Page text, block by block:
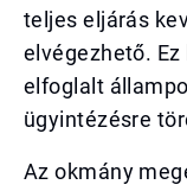
teljes eljárás
elvégezhető.
elfoglalt
ügyintézésre
Az okmány